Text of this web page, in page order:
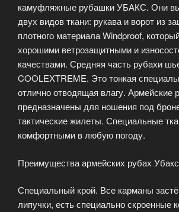
камуфляжные рубашки УБАКС. Они
двух видов ткани: рукава и ворот из
плотного материала Windproof,
хорошими ветрозащитными и
качествами. Средняя часть рубахи
COOLEXTREME. Это тонкая
отлично отводящая влагу. Армейские
предназначены для ношения под
тактические жилеты. Специальные
комфортными в любую погоду.
Преимущества армейских рубах
Специальный крой. Все карманы
липучки, есть специально скроенные